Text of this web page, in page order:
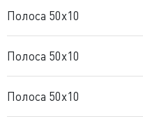
Полоса 50x10
Полоса 50x10
Полоса 50x10